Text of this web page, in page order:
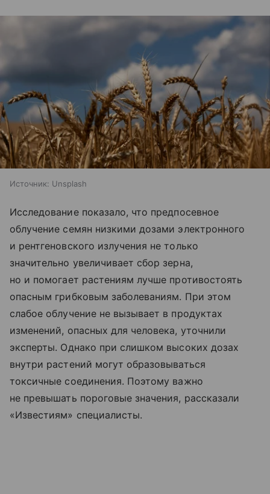
Источник: Unsplash
Исследование показало, что предпосевное
облучение семян низкими дозами электронного
и рентгеновского излучения не только
значительно увеличивает сбор зерна,
но и помогает растениям лучше противостоять
опасным грибковым заболеваниям. При этом
слабое облучение не вызывает в продуктах
изменений, опасных для человека, уточнили
эксперты. Однако при слишком высоких дозах
внутри растений могут образовываться
токсичные соединения. Поэтому важно
не превышать пороговые значения, рассказали
«Известиям» специалисты.